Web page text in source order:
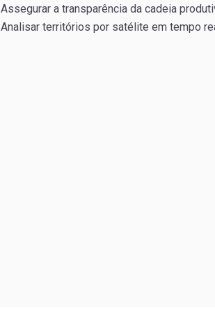
Assegurar a transparência da cadeia
Analisar territórios por satélite em tempo